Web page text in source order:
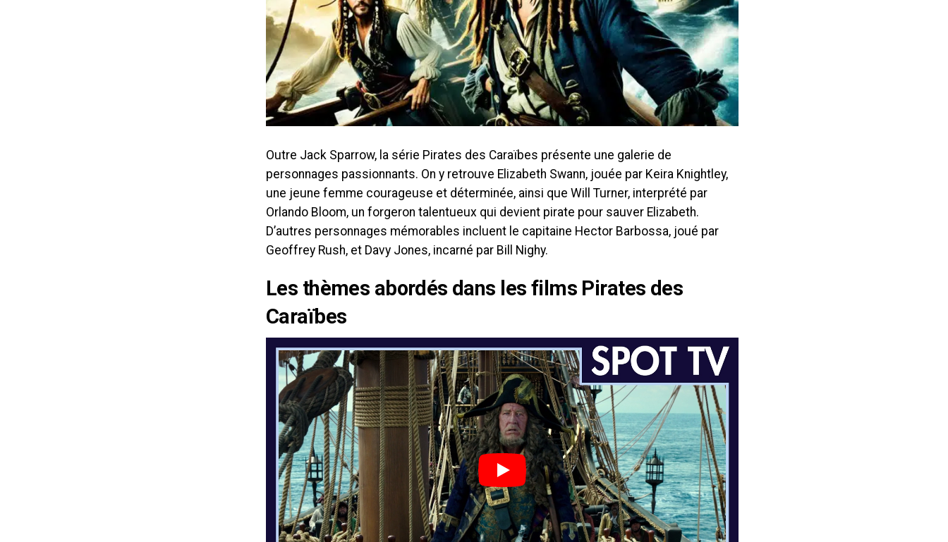
Outre Jack Sparrow, la série Pirates des Caraïbes présente une galerie de
personnages passionnants. On y retrouve Elizabeth Swann, jouée par Keira Knightley,
une jeune femme courageuse et déterminée, ainsi que Will Turner, interprété par
Orlando Bloom, un forgeron talentueux qui devient pirate pour sauver Elizabeth.
D’autres personnages mémorables incluent le capitaine Hector Barbossa, joué par
Geoffrey Rush, et Davy Jones, incarné par Bill Nighy.
Les thèmes abordés dans les films Pirates des
Caraïbes